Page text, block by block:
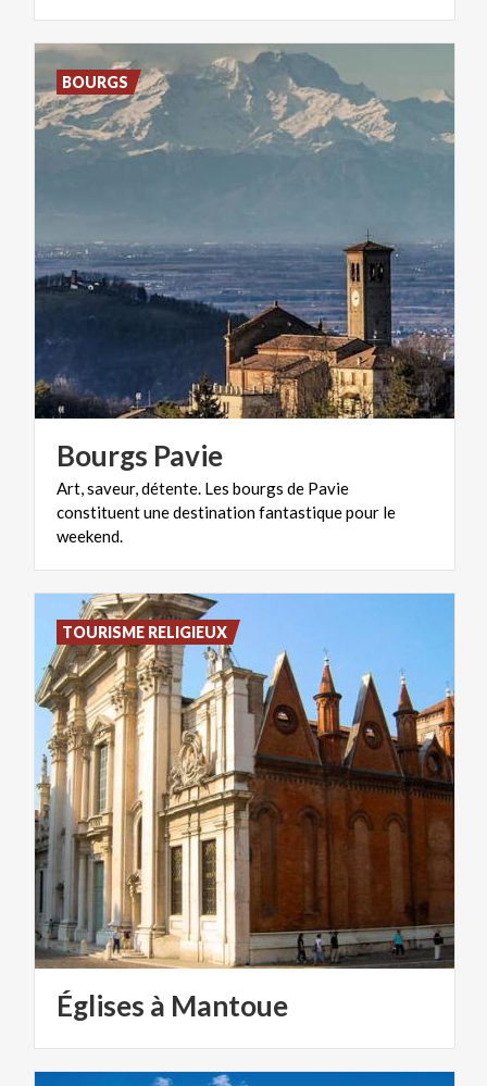
Bourgs Pavie
Art, saveur, détente. Les bourgs de Pavie
constituent une destination fantastique pour le
weekend.
BOURGS
Églises à Mantoue
TOURISME RELIGIEUX